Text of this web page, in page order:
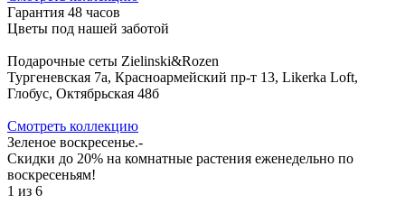
Гарантия 48 часов
Цветы под нашей заботой
Подарочные сеты Zielinski&Rozen
Тургеневская 7а, Красноармейский пр-т 13, Likerka Loft,
Глобус, Октябрьская 48б
Cмотреть коллекцию
Зеленое воскресенье.-
Скидки до 20% на комнатные растения еженедельно по
воскресеньям!
1 из 6